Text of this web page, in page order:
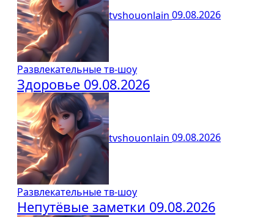
tvshouonlain 09.08.2026
Развлекательные тв-шоу
Здоровье 09.08.2026
tvshouonlain 09.08.2026
Развлекательные тв-шоу
Непутёвые заметки 09.08.2026